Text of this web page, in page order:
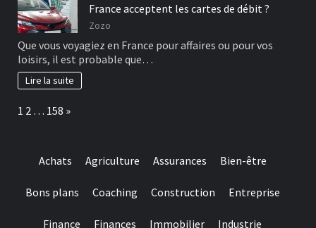
France acceptent les cartes de débit ?
Zozo
Que vous voyagiez en France pour affaires ou pour vos
loisirs, il est probable que…
Lire la suite
Page:
1 2 … 158 Next
»
Achats Agriculture Assurances Bien-être
Bons plans Coaching Construction Entreprise
Finance Finances Immobilier Industrie